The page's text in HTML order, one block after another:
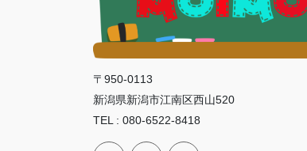
〒950-0113
新潟県新潟市江南区西山520
TEL : 080-6522-8418